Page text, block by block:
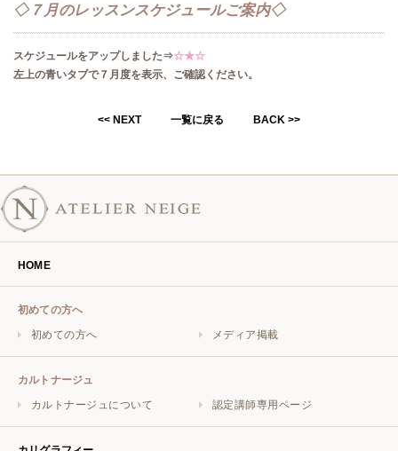
◇７月のレッスンスケジュールご案内◇
スケジュールをアップしました⇒☆★☆
左上の青いタブで７月度を表示、ご確認ください。
<< NEXT 一覧に戻る BACK >>
HOME
初めての方へ
初めての方へ
メディア掲載
カルトナージュ
カルトナージュについて
認定講師専用ページ